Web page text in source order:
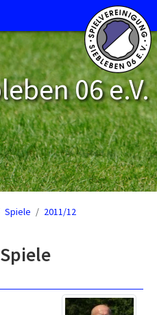
06 e.V.
Spiele
2011/12